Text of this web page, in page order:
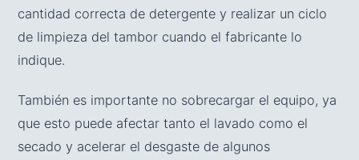
cantidad correcta de detergente y realizar un ciclo
de limpieza del tambor cuando el fabricante lo
indique.
También es importante no sobrecargar el equipo, ya
que esto puede afectar tanto el lavado como el
secado y acelerar el desgaste de algunos